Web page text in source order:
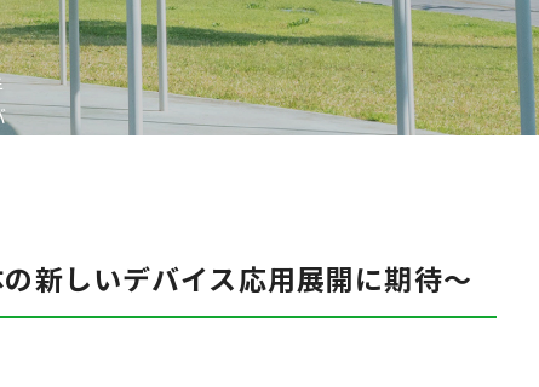
新しいデバイス応用展開に期待～